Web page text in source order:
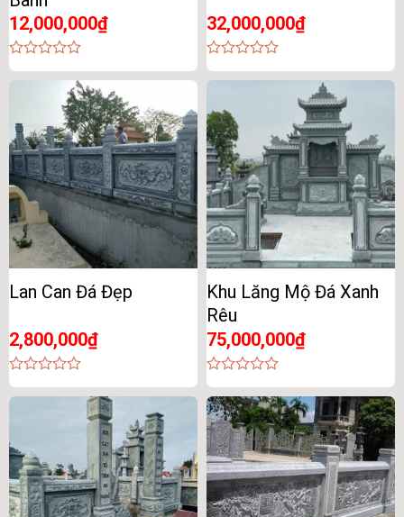
12,000,000₫
0
32,000,000₫
0
out
5
Lan Can Đá Đẹp
2,800,000₫
0
out
Khu Lăng Mộ Đá Xanh
Rêu
75,000,000₫
0
out
of
5